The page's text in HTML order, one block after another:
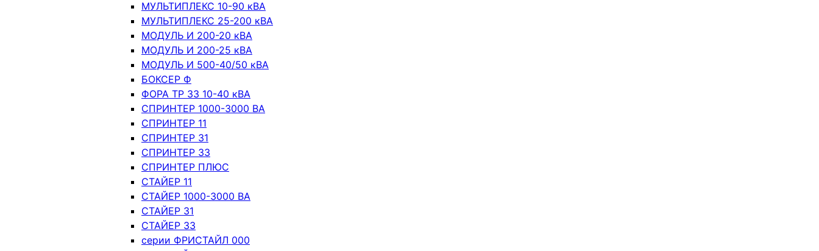
МУЛЬТИПЛЕКС 10-90 кВА
МУЛЬТИПЛЕКС 25-200 кВА
МОДУЛЬ И 200-20 кВА
МОДУЛЬ И 200-25 кВА
МОДУЛЬ И 500-40/50 кВА
БОКСЕР Ф
ФОРА ТР 33 10-40 кВА
СПРИНТЕР 1000-3000 ВА
СПРИНТЕР 11
СПРИНТЕР 31
СПРИНТЕР 33
СПРИНТЕР ПЛЮС
СТАЙЕР 11
СТАЙЕР 1000-3000 ВА
СТАЙЕР 31
СТАЙЕР 33
серии ФРИСТАЙЛ 000